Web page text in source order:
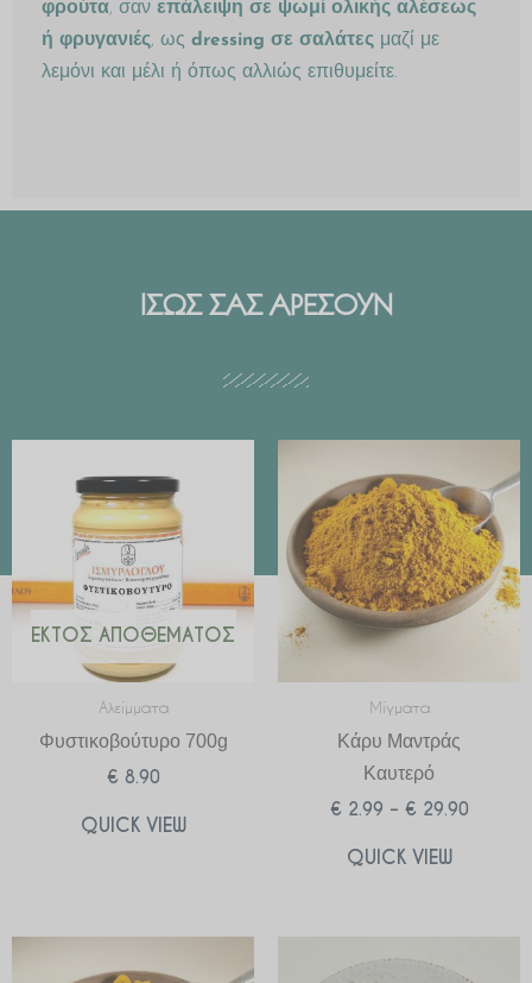
φρούτα, σαν επάλειψη σε ψωμί ολικής αλέσεως
ή φρυγανιές, ως dressing σε σαλάτες μαζί με
λεμόνι και μέλι ή όπως αλλιώς επιθυμείτε.
ΙΣΩΣ ΣΑΣ ΑΡΕΣΟΥΝ
ΕΚΤΌΣ ΑΠΟΘΈΜΑΤΟΣ
Αλείμματα
Φυστικοβούτυρο 700g
€ 8.90
QUICK VIEW
Μίγματα
Κάρυ Μαντράς
Καυτερό
€ 2.99 – € 29.90
range:
€ 2.99
through
€ 29.90
QUICK VIEW
range: